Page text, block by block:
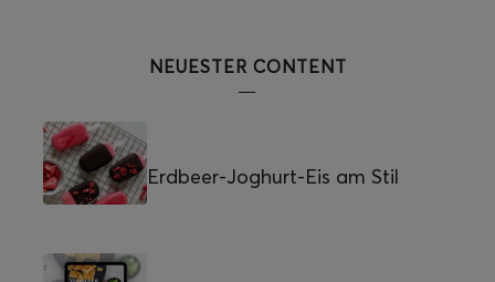
NEUESTER CONTENT
Erdbeer-Joghurt-Eis am Stil